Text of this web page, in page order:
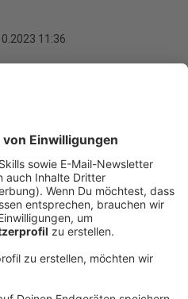
11:36
live im Stadion sehen
ersten
besten Chancen.
/ 14.00 Uhr) und bis 26.
über 1,2 Millionen Tickets
2024 (14. Juni bis 14. Juli)
in jeder danach folgenden
Sie wissen - mit
- bei ihren